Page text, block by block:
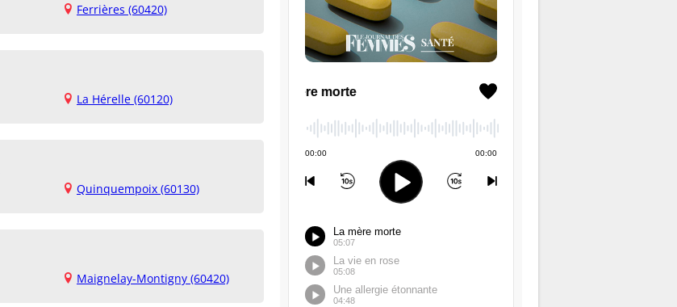
Ferrières (60420)
La Hérelle (60120)
Quinquempoix (60130)
Maignelay-Montigny (60420)